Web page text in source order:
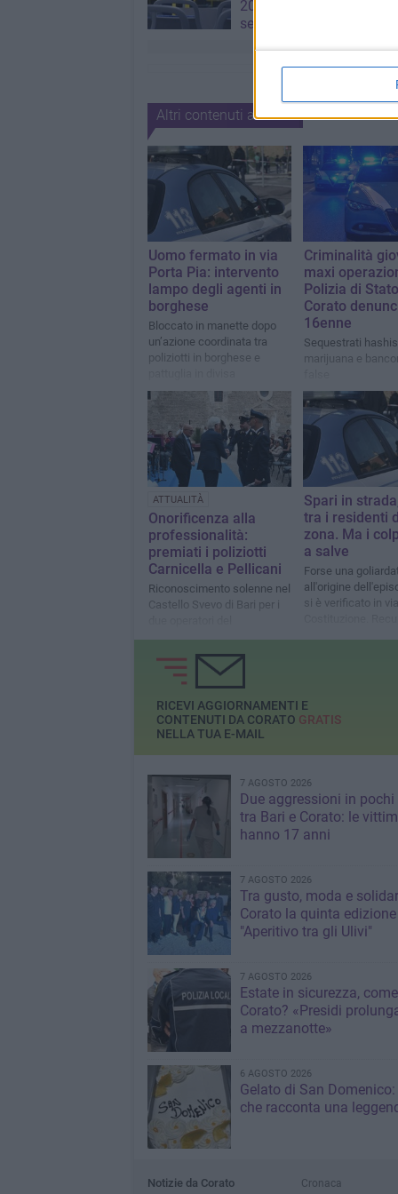
2026/2027: domande
settembre
Altri contenuti a tema
Uomo fermato in via
Porta Pia: intervento
lampo degli agenti in
borghese
Bloccato in manette dopo
un’azione coordinata tra
poliziotti in borghese e
Criminalità
maxi
Polizia di
Corato
16enne
Sequestrati
marijuana e
ATTUALITÀ
Onorificenza alla
professionalità:
premiati i poliziotti
Carnicella e Pellicani
Riconoscimento solenne nel
Castello Svevo di Bari per i
Commissariato di Corato,
protagonisti di un’indagine
conclusa con l’arresto di
due pregiudicati
Spari in
tra i residenti
zona. Ma i
a salve
Forse una
all'origine
si è verificato in
Costituzione.
RICEVI AGGIORNAMENTI E
CONTENUTI DA CORATO GRATIS
NELLA TUA E-MAIL
7 AGOSTO 2026
Due aggressioni in pochi
tra Bari e Corato: le
hanno 17 anni
7 AGOSTO 2026
Tra gusto, moda e
Corato la quinta
"Aperitivo tra gli Ulivi"
7 AGOSTO 2026
Estate in sicurezza,
Corato? «Presidi
a mezzanotte»
6 AGOSTO 2026
Gelato di San
che racconta una
Notizie da Corato
Cronaca